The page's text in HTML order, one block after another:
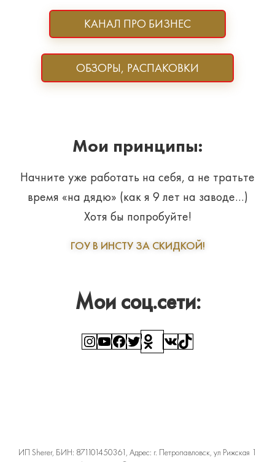
КАНАЛ ПРО БИЗНЕС
ОБЗОРЫ, РАСПАКОВКИ
Мои принципы:
Начните уже работать на себя, а не тратьте
время «на дядю» (как я 9 лет на заводе…)
Хотя бы попробуйте!
ГОУ В ИНСТУ ЗА СКИДКОЙ!
Мои соц.сети:
Instagram
YouTube
Facebook
TwitterСсылкаВКонтакте
TikTok
ИП Sherer, БИН: 871101450361, Адрес: г. Петропавловск, ул Рижская 1